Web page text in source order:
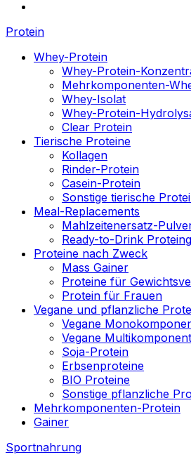
Protein
Whey-Protein
Whey-Protein-
Mehrkomponenten-
Whey-Isolat
Whey-Protein-
Clear Protein
Tierische Proteine
Kollagen
Rinder-Protein
Casein-Protein
Sonstige tierische
Meal-Replacements
Mahlzeitenersatz-
Ready-to-Drink
Proteine nach Zweck
Mass Gainer
Proteine für
Protein für Frauen
Vegane und pflanzliche
Vegane
Vegane
Soja-Protein
Erbsenproteine
BIO Proteine
Sonstige pflanzliche
Mehrkomponenten-Protein
Gainer
Sportnahrung